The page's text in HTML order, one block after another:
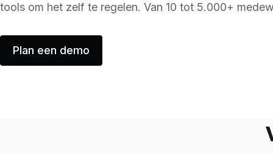
tools om het zelf te regelen. Van 10 tot 5.000+
Plan een demo